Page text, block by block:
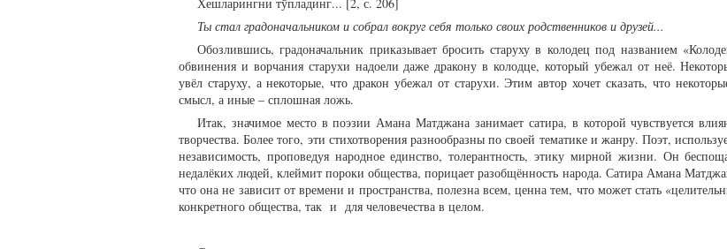
Хешларингни тўпладинг... [2, с. 206]
Ты стал градоначальником и собрал вокруг себя только своих родственников и друзей...
Обозлившись, градоначальник приказывает бросить старуху в колодец под названием
обвинения и ворчания старухи надоели даже дракону в колодце, который убежал от неё.
увёл старуху, а некоторые, что дракон убежал от старухи. Этим автор хочет сказать, что
смысл, а иные – сплошная ложь.
Итак, значимое место в поэзии Амана Матджана занимает сатира, в которой чувствуется
творчества. Более того, эти стихотворения разнообразны по своей тематике и жанру. Поэт,
независимость, проповедуя народное единство, толерантность, этику мирной жизни. Он
недалёких людей, клеймит пороки общества, порицает разобщённость народа. Сатира Амана
что она не зависит от времени и пространства, полезна всем, ценна тем, что может стать
конкретного общества, так и для человечества в целом.